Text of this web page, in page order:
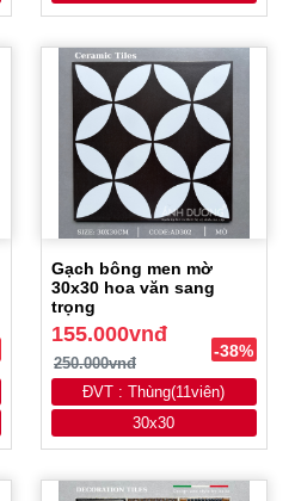
Gạch bông men mờ
30x30 hoa văn sang
trọng
155.000vnđ
250.000vnđ
-38%
ĐVT : Thùng(11viên)
30x30